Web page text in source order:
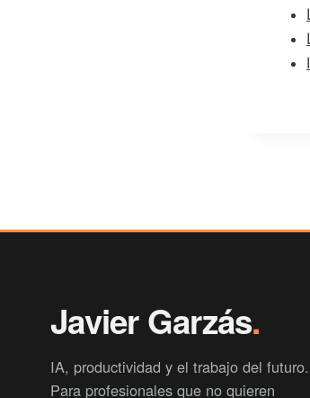
Javier Garzás.
IA, productividad y el trabajo del futuro.
Para profesionales que no quieren